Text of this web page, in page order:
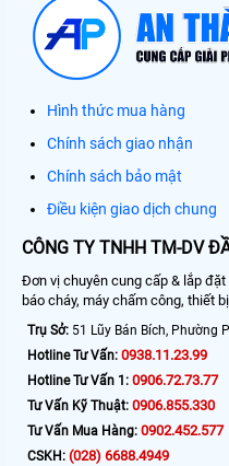
Hình thức mua hàng
Chính sách giao nhận
Chính sách bảo mật
Điều kiện giao dịch chung
CÔNG TY TNHH TM-DV
Đơn vị chuyên cung cấp & lắp
báo cháy, máy chấm công, thiết
Trụ Sở: 51 Lũy Bán Bích, Phường
Hotline Tư Vấn: 0938.11.23.99
Hotline Tư Vấn 1: 0906.72.73.77
Tư Vấn Kỹ Thuật: 0906.855.330
Tư Vấn Mua Hàng: 0902.452.577
CSKH: (028) 6688.4949